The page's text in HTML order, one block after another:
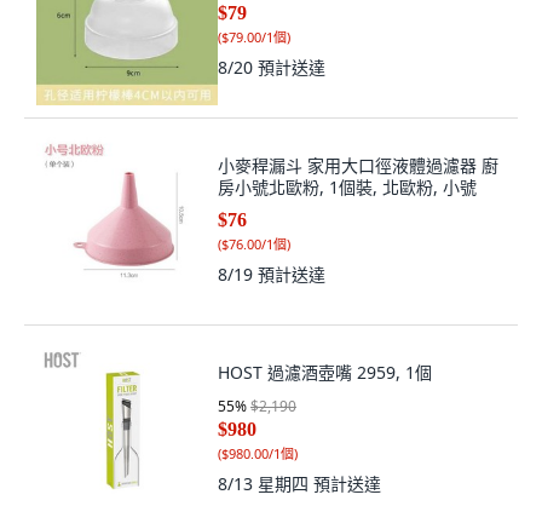
$79
($79.00/1個)
8/20 預計送達
小麥稈漏斗 家用大口徑液體過濾器 廚
房小號北歐粉, 1個裝, 北歐粉, 小號
$76
($76.00/1個)
8/19 預計送達
HOST 過濾酒壺嘴 2959, 1個
55%$2,190
$980
($980.00/1個)
8/13 星期四 預計送達